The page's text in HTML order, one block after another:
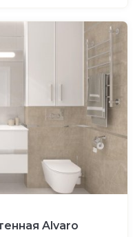
Alvaro